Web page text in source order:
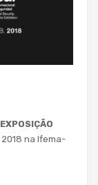
EXPOSIÇÃO
2018 na Ifema-